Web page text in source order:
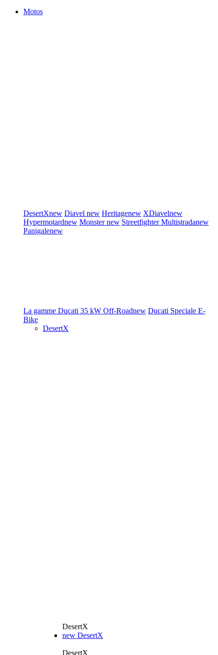
Motos
DesertXnew Diavel new Heritagenew XDiavelnew
Hypermotardnew Monsternew StreetfighterMultistradanew
Panigalenew
La gamme Ducati 35 kW Off-Roadnew Ducati Speciale E-
Bike
DesertX
DesertX
new DesertX
DesertX